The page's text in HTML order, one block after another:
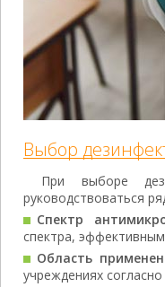
Выбор
При выборе
руководствоваться
Спектр
спектра,
Область
учреждениях